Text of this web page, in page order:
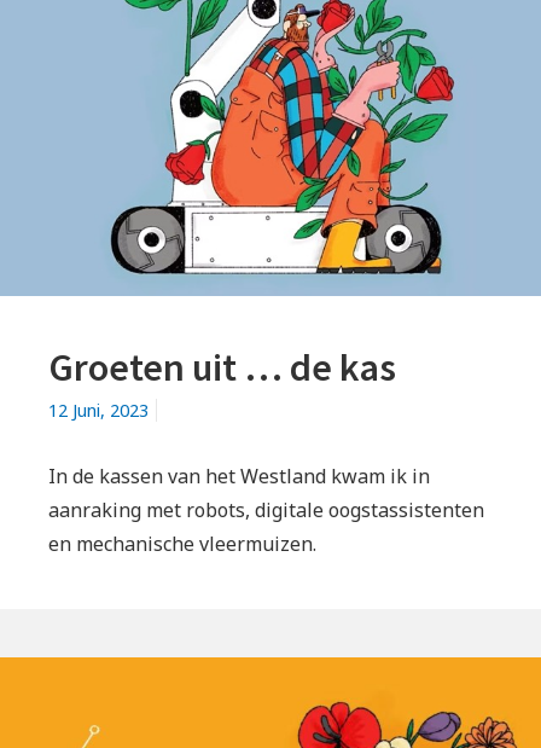
Groeten uit … de kas
12 Juni, 2023
In de kassen van het Westland kwam ik in
aanraking met robots, digitale oogstassistenten
en mechanische vleermuizen.